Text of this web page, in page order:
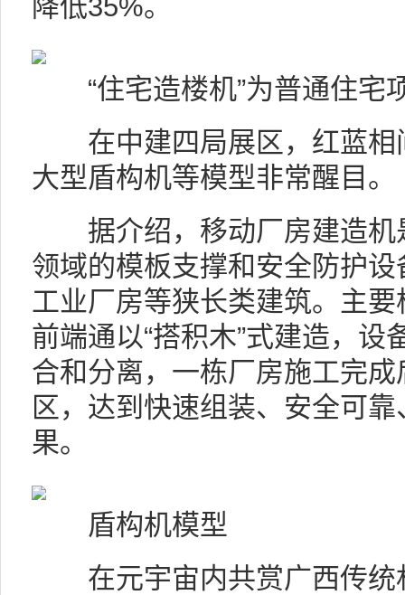
降低35%。
“住宅造楼机”为普通住宅
在中建四局展区，红蓝相
大型盾构机等模型非常醒目。
据介绍，移动厂房建造机
领域的模板支撑和安全防护
工业厂房等狭长类建筑。主要
前端通以“搭积木”式建造，
合和分离，一栋厂房施工完
区，达到快速组装、安全可
果。
盾构机模型
在元宇宙内共赏广西传统